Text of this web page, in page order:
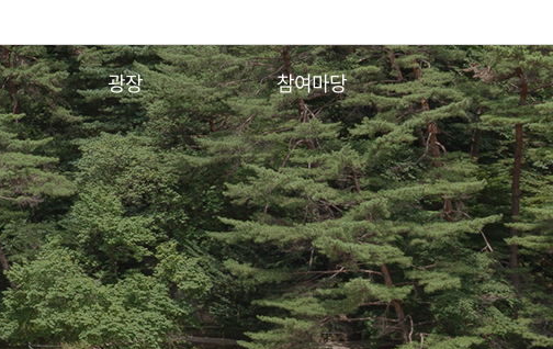
광장
전각안내
시설배치도
행사사진
동영상
연령대조표
법화경의 일곱가지 비유
참여마당
자유게시판
행사일정
종단소식
공지사항
ENG